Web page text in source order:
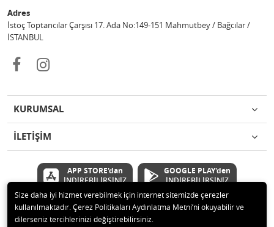
Adres
İstoç Toptancılar Çarşısı 17. Ada No:149-151 Mahmutbey / Bağcılar /
İSTANBUL
KURUMSAL
İLETİŞİM
APP STORE'dan
İNDİREBİLİRSİNİZ
GOOGLE PLAY'den
İNDİREBİLİRSİNİZ
© 2020 Çetinkaya Elektronik Kırtasiye Oyuncak San ve Tic.Ltd.Şti Tüm
Size daha iyi hizmet verebilmek için internet sitemizde çerezler
kullanılmaktadır. Çerez Politikaları Aydınlatma Metni’ni okuyabilir ve
dilerseniz tercihlerinizi değiştirebilirsiniz.